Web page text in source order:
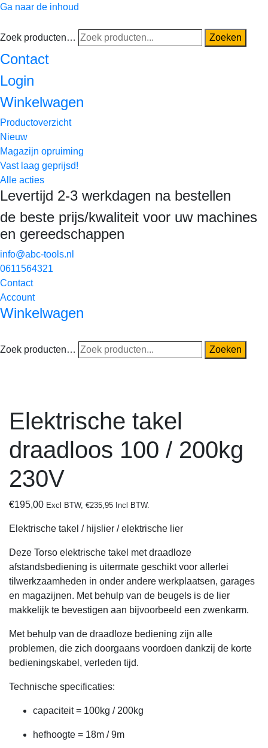
Ga naar de inhoud
Zoek producten… Zoeken
Contact
Login
Winkelwagen
Productoverzicht
Nieuw
Magazijn opruiming
Vast laag geprijsd!
Alle acties
Levertijd 2-3 werkdagen na bestellen
de beste prijs/kwaliteit voor uw machines
en gereedschappen
info@abc-tools.nl
0611564321
Contact
Account
Winkelwagen
Zoek producten… Zoeken
Elektrische takel
draadloos 100 / 200kg
230V
€195,00 Excl BTW, €235,95 Incl BTW.
Elektrische takel / hijslier / elektrische lier
Deze Torso elektrische takel met draadloze
afstandsbediening is uitermate geschikt voor allerlei
tilwerkzaamheden in onder andere werkplaatsen, garages
en magazijnen. Met behulp van de beugels is de lier
makkelijk te bevestigen aan bijvoorbeeld een zwenkarm.
Met behulp van de draadloze bediening zijn alle
problemen, die zich doorgaans voordoen dankzij de korte
bedieningskabel, verleden tijd.
Technische specificaties:
capaciteit = 100kg / 200kg
hefhoogte = 18m / 9m